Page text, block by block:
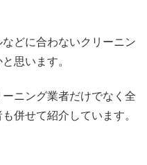
どに合わないクリーニン
思います。
ニング業者だけでなく全
併せて紹介しています。